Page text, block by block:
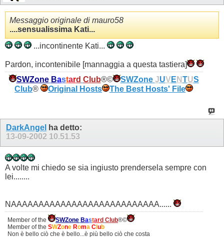
Messaggio originale di mauro58
....sensualissima Kati...
...incontinente Kati...
Pardon, incontenibile [mannaggia a questa tastiera]
SWZone Bastard Club®© SWZone JUVE NTUS
Club® Original Hosts The Best Hosts' File
DarkAngel
ha detto:
13-09-2002 10.51.53
A volte mi chiedo se sia ingiusto prendersela sempre con
lei........
NAAAAAAAAAAAAAAAAAAAAAAAAAAA......
Member of the SWZone Bastard Club®©
Member of the SWZone Roma Club
Non è bello ciò che è bello...è più bello ciò che costa